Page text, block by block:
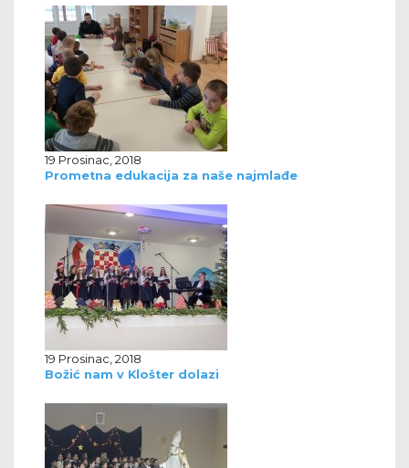
19 Prosinac, 2018
Prometna edukacija za naše najmlađe
19 Prosinac, 2018
Božić nam v Klošter dolazi